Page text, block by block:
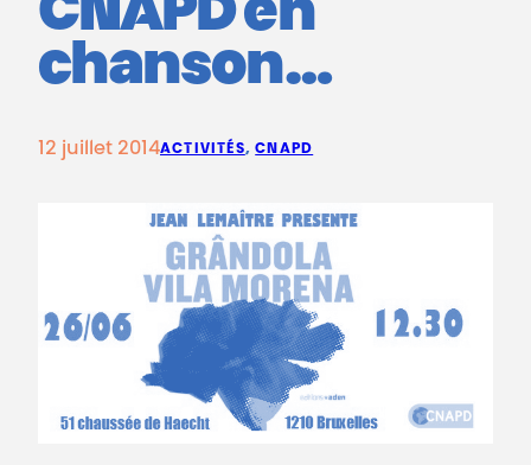
CNAPD en
chanson…
12 juillet 2014ACTIVITÉS, CNAPD